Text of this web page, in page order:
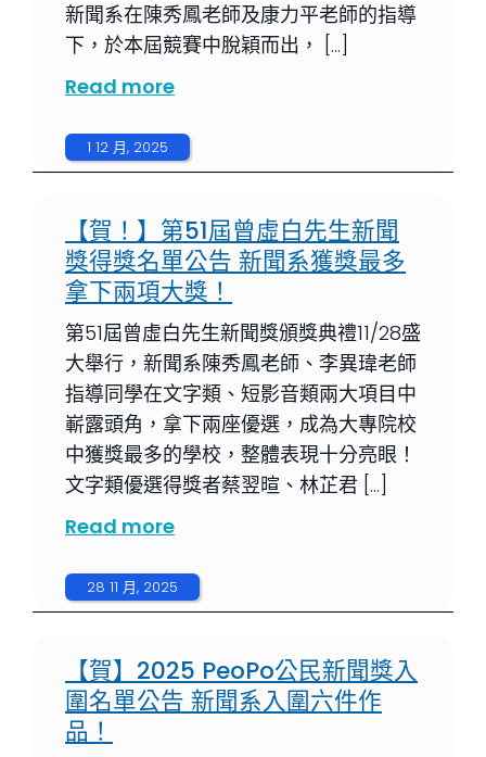
新聞系在陳秀鳳老師及康力平老師的指導
下，於本屆競賽中脫穎而出， […]
Read more
1 12 月, 2025
【賀！】第51屆曾虛白先生新聞
獎得獎名單公告 新聞系獲獎最多
拿下兩項大獎！
第51屆曾虛白先生新聞獎頒獎典禮11/28盛
大舉行，新聞系陳秀鳳老師、李異瑋老師
指導同學在文字類、短影音類兩大項目中
嶄露頭角，拿下兩座優選，成為大專院校
中獲獎最多的學校，整體表現十分亮眼！
文字類優選得獎者蔡翌暄、林芷君 […]
Read more
28 11 月, 2025
【賀】2025 PeoPo公民新聞獎入
圍名單公告 新聞系入圍六件作
品！